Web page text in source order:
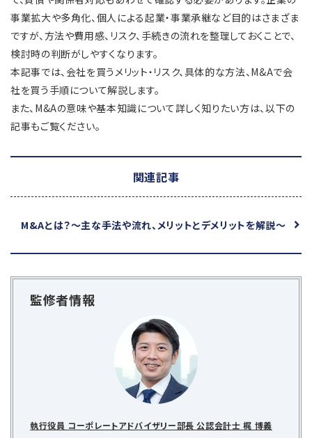
事業拡大や多角化、個人による起業・事業承継など目的はさまざま
ですが、方法や費用感、リスク、手続きの流れを整理しておくことで、
検討時の判断がしやすくなります。
本記事では、会社を買うメリット・リスク、具体的な方法、M&Aで会
社を買う手順について解説します。
また、M&Aの意味や基本知識について詳しく知りたい方は、以下の
記事もご覧ください。
関連記事
M&Aとは？～主な手法や流れ、メリットとデメリットを解説～
監修者情報
執行役員 コーポレートアドバイザリー部長 公認会計士 梶 博義